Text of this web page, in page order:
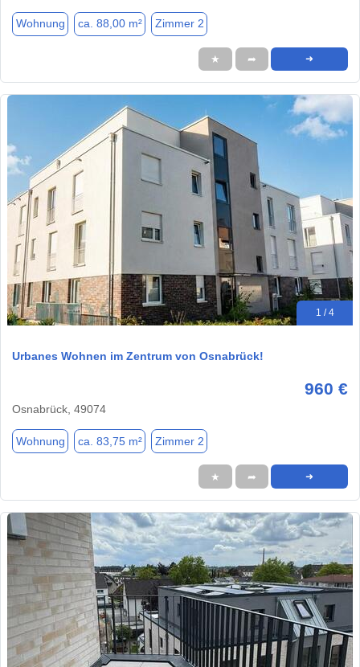
Wohnung ca. 88,00 m² Zimmer 2
★ ➦ ➜
1 / 4
Urbanes Wohnen im Zentrum von Osnabrück!
960 €
Osnabrück, 49074
Wohnung ca. 83,75 m² Zimmer 2
★ ➦ ➜